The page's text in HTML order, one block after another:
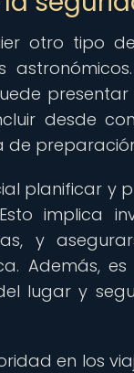
otro tipo
desde
planificar
implica
y
Además,
lugar y
en los